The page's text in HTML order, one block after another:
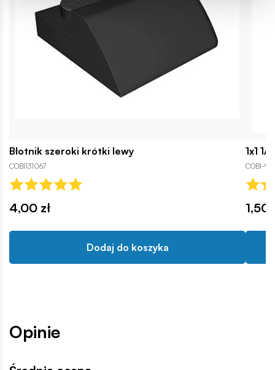
Błotnik szeroki krótki lewy
COBI131067
4,00 zł
Dodaj do koszyka
1x1 1/
COBI-
1,50
Opinie